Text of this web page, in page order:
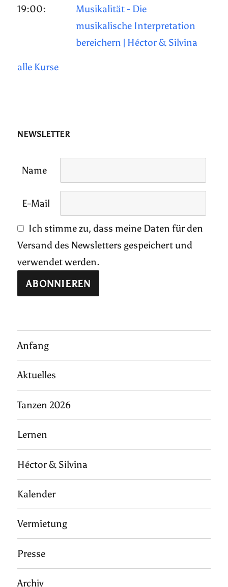
19:00:
Musikalität - Die
musikalische Interpretation
bereichern | Héctor & Silvina
alle Kurse
NEWSLETTER
Name
E-Mail
Ich stimme zu, dass meine Daten für den
Versand des Newsletters gespeichert und
verwendet werden.
Anfang
Aktuelles
Tanzen 2026
Lernen
Héctor & Silvina
Kalender
Vermietung
Presse
Archiv